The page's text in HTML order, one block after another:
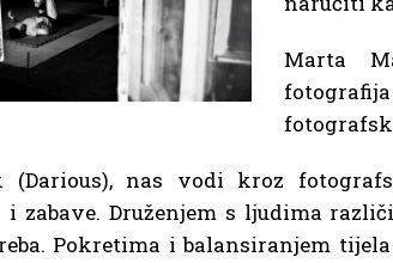
Marta
(Darious), nas vodi kroz
zabave. Druženjem s ljudima
Pokretima i balansiranjem